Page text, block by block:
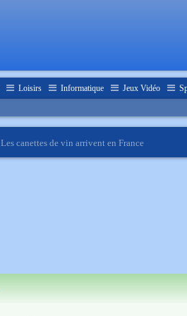
Loisirs Informatique Jeux Vidéo
Les canettes de vin arrivent en France